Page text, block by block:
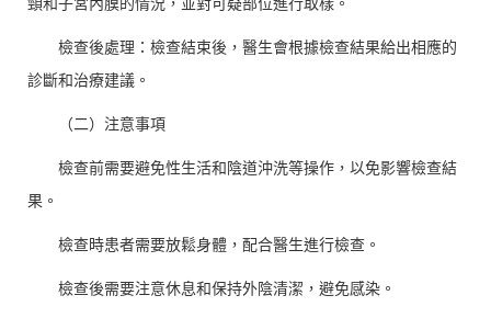
檢查後處理：檢查結束後，醫生會根據檢查結果給出相應的
診斷和治療建議。
（二）注意事項
檢查前需要避免性生活和陰道沖洗等操作，以免影響檢查結
果。
檢查時患者需要放鬆身體，配合醫生進行檢查。
檢查後需要注意休息和保持外陰清潔，避免感染。